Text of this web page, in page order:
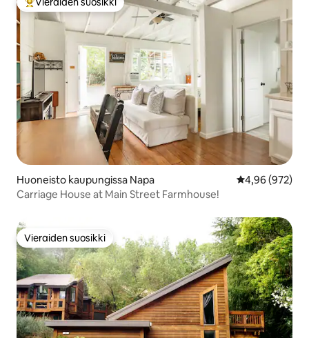
Vieraiden suosikkien parhaimmistoa
Huoneisto kaupungissa Napa
4,96 (972)
Carriage House at Main Street Farmhouse!
Vieraiden suosikki
Vieraiden suosikki